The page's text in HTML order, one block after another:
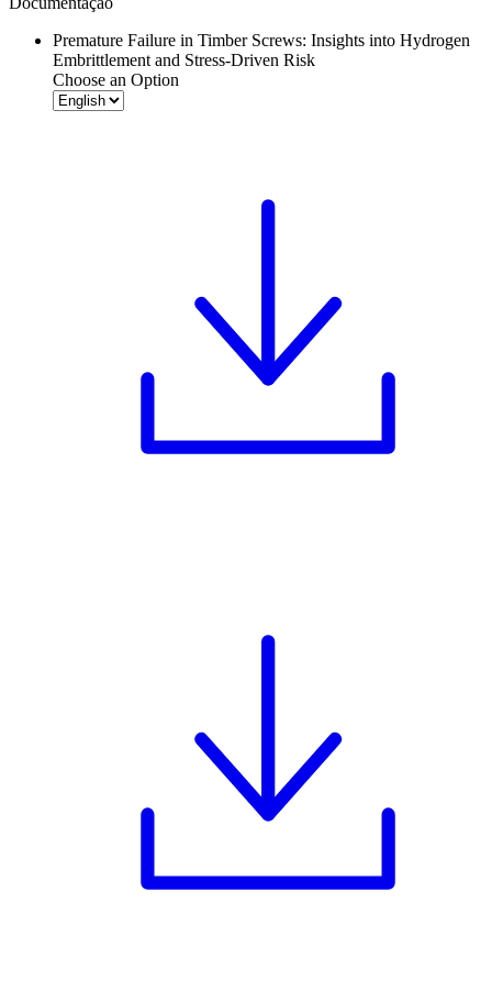
Premature Failure in Timber Screws: Insights into Hydrogen
Embrittlement and Stress-Driven Risk
Choose an Option